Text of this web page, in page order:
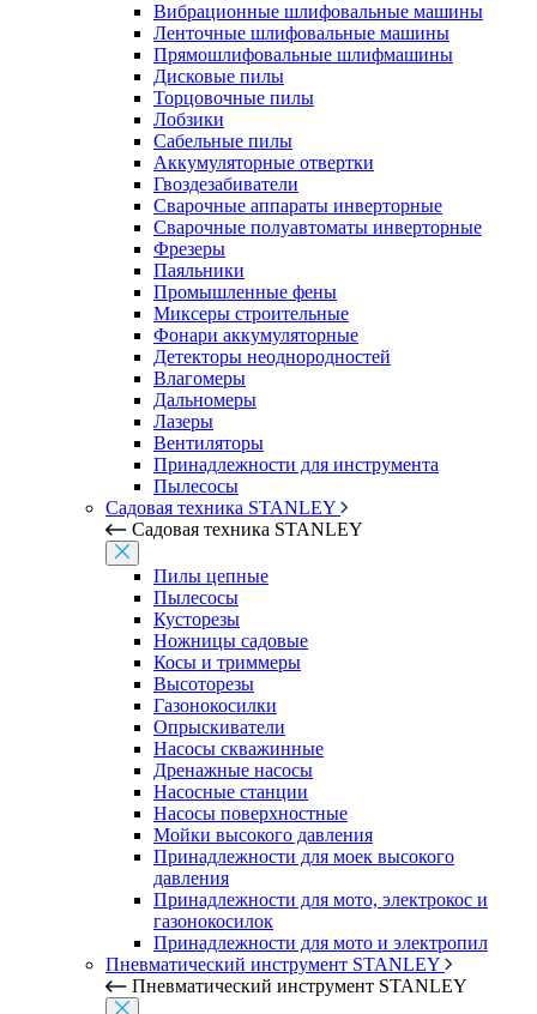
Вибрационные шлифовальные машины
Ленточные шлифовальные машины
Прямошлифовальные шлифмашины
Дисковые пилы
Торцовочные пилы
Лобзики
Сабельные пилы
Аккумуляторные отвертки
Гвоздезабиватели
Сварочные аппараты инверторные
Сварочные полуавтоматы инверторные
Фрезеры
Паяльники
Промышленные фены
Миксеры строительные
Фонари аккумуляторные
Детекторы неоднородностей
Влагомеры
Дальномеры
Лазеры
Вентиляторы
Принадлежности для инструмента
Пылесосы
Садовая техника STANLEY
Садовая техника STANLEY
Пилы цепные
Пылесосы
Кусторезы
Ножницы садовые
Косы и триммеры
Высоторезы
Газонокосилки
Опрыскиватели
Насосы скважинные
Дренажные насосы
Насосные станции
Насосы поверхностные
Мойки высокого давления
Принадлежности для моек высокого
давления
Принадлежности для мото, электрокос и
газонокосилок
Принадлежности для мото и электропил
Пневматический инструмент STANLEY
Пневматический инструмент STANLEY